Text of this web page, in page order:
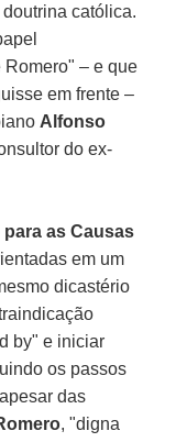
católica.
– e que
em frente –
Alfonso
do ex-
as Causas
em um
dicastério
by" e iniciar
os passos
das
, "digna